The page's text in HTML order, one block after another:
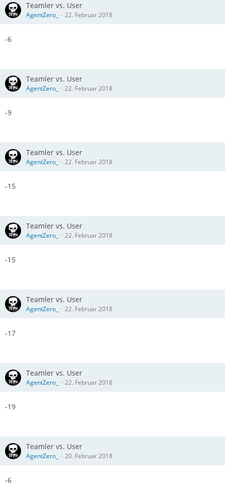
Teamler vs. User
AgentZero_ 22. Februar 2018
-6
Teamler vs. User
AgentZero_ 22. Februar 2018
-9
Teamler vs. User
AgentZero_ 22. Februar 2018
-15
Teamler vs. User
AgentZero_ 22. Februar 2018
-15
Teamler vs. User
AgentZero_ 22. Februar 2018
-17
Teamler vs. User
AgentZero_ 22. Februar 2018
-19
Teamler vs. User
AgentZero_ 20. Februar 2018
-6